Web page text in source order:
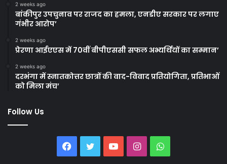
2 weeks ago
बांकीपुर उपचुनाव पर राजद का हमला, एनडीए सरकार पर लगाए
गंभीर आरोप’
2 weeks ago
प्रेरणा आईएएस में 70वीं बीपीएससी सफल अभ्यर्थियों का सम्मान’
2 weeks ago
दरभंगा में स्नातकोत्तर छात्रों की वाद-विवाद प्रतियोगिता, प्रतिभाओं
को मिला मंच’
Follow Us
Facebook
TwitterYouTubeInstagramWhatsApp